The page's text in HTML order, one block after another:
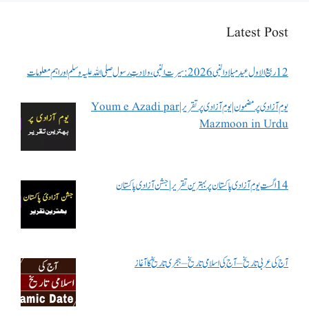
Latest Post
12 ربیع الاول عید میلاد النبی 2026: سیرت النبی، ولادتِ رسول صلی اللہ علیہ وسلم اور اہم معلومات
یوم آزادی پر مضمون | یوم آزادی پر تقریر | Youm e Azadi par
Mazmoon in Urdu
14 اگست یوم آزادی پاکستان پر بہترین تقریر | جشن آزادی پاکستان
آج کی عربی تاریخ – آج کی اسلامی تاریخ – ہجری تاریخ کا آغاز